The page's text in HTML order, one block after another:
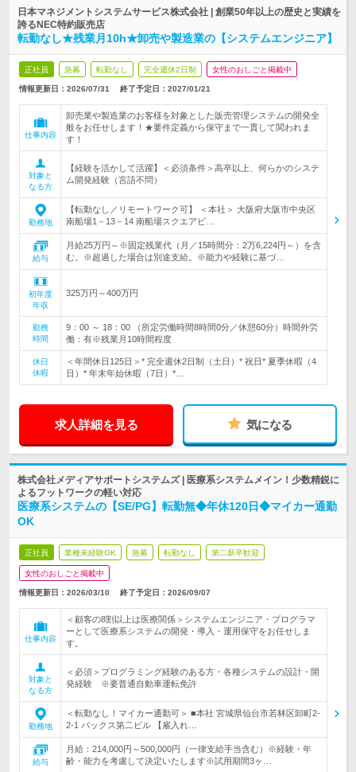
日本マネジメントシステムサービス株式会社 | 創業50年以上の歴史と実績を
誇るNEC特約販売店
転勤なし★残業月10h★卸売や製造業の【システムエンジニア】
正社員 急募 転勤なし 完全週休2日制 女性のおしごと掲載中
情報更新日：2026/07/31 終了予定日： 2027/01/21
仕事内容
卸売業や製造業のお客様を対象とした販売管理システムの開発全
般をお任せします！★要件定義から保守まで一貫して関われま
す！
対象と
なる方
【経験を活かして活躍】＜必須条件＞高卒以上、何らかのシステ
ム開発経験（言語不問）
勤務地
【転勤なし／リモートワーク可】 ＜本社＞ 大阪府大阪市中央区
南船場1－13－14 南船場スクエアビ…
給与
月給25万円～※固定残業代（月／15時間分：2万6,224円～）を含
む。※超過した場合は別途支給。※能力や経験に基づ…
初年度
年収
325万円～400万円
勤務
時間
9：00 ～ 18：00 （所定労働時間8時間0分／休憩60分）時間外労
働：有※残業月10時間程度
休日
休暇
＜年間休日125日＞* 完全週休2日制（土日）* 祝日* 夏季休暇（4
日）* 年末年始休暇（7日）*…
求人詳細を見る 気になる
株式会社メディアサポートシステムズ | 医療系システムメイン！少数精鋭に
よるフットワークの軽い対応
医療系システムの【SE/PG】転勤無◆年休120日◆マイカー通勤
OK
正社員 業種未経験OK 急募 転勤なし 第二新卒歓迎
女性のおしごと掲載中
情報更新日：2026/03/10 終了予定日： 2026/09/07
仕事内容
＜顧客の8割以上は医療関係＞システムエンジニア・プログラマ
ーとして医療系システムの開発・導入・運用保守をお任せしま
す。
対象と
なる方
＜必須＞プログラミング経験のある方・各種システムの設計・開
発経験 ※要普通自動車運転免許
勤務地
＜転勤なし！マイカー通勤可＞ ■本社 宮城県仙台市若林区卸町2-
2-1 パックス第二ビル 【雇入れ…
給与
月給：214,000円～500,000円（一律支給手当含む）※経験・年
齢・能力を考慮して決定いたします※試用期間3ヶ…